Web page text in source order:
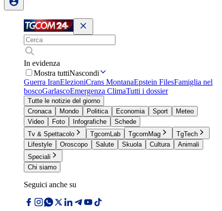
In evidenza
Mostra tuttiNascondi
Guerra IranElezioniCrans MontanaEpstein FilesFamiglia nel
boscoGarlascoEmergenza ClimaTutti i dossier
Tutte le notizie del giorno
Cronaca
Mondo Politica Economia Sport
Meteo
Video
Foto Infografiche
Schede
Tv & Spettacolo
TgcomLab TgcomMag
TgTech
Lifestyle
Oroscopo Salute Skuola Cultura
Animali
Speciali
Chi siamo
Seguici anche su